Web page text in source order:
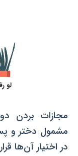
لو
مجازات بردن
مشمول دختر و
در اختیار آن‌ها